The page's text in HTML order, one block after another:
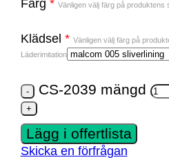
Färg * Vänligen välj färg på produktens
Klädsel * Vänligen välj färg på
Läderimitation
CS-2039 mängd
Lägg i offertlista
Skicka en förfrågan